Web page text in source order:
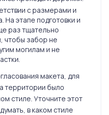
с размерами и
На этапе подготовки и
раз тщательно
чтобы забор не
могилам и не
макета, для
территории было
стиле. Уточните этот
в каком стиле